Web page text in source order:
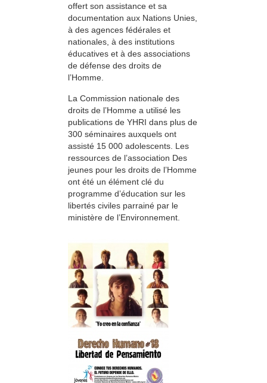
offert son assistance et sa
documentation aux Nations Unies,
à des agences fédérales et
nationales, à des institutions
éducatives et à des associations
de défense des droits de
l’Homme.
La Commission nationale des
droits de l’Homme a utilisé les
publications de YHRI dans plus de
300 séminaires auxquels ont
assisté 15 000 adolescents. Les
ressources de l’association Des
jeunes pour les droits de l’Homme
ont été un élément clé du
programme d’éducation sur les
libertés civiles parrainé par le
ministère de l’Environnement.